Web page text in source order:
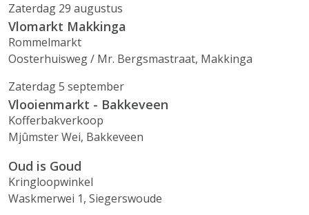
Zaterdag 29 augustus
Vlomarkt Makkinga
Rommelmarkt
Oosterhuisweg / Mr. Bergsmastraat, Makkinga
Zaterdag 5 september
Vlooienmarkt - Bakkeveen
Kofferbakverkoop
Mjûmster Wei, Bakkeveen
Oud is Goud
Kringloopwinkel
Waskmerwei 1, Siegerswoude